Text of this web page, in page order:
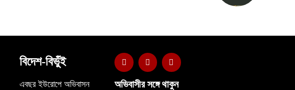
বিদেশ-বিভুঁই
এবছর ইউরোপে অভিবাসন
অভিবাসীর সঙ্গে থাকুন